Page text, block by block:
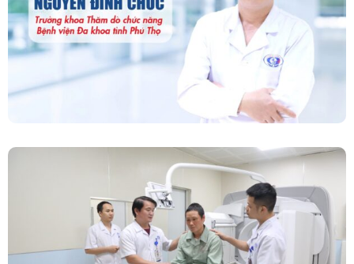
Năng – Bệnh Viện Đa Khoa Tỉnh Phú Thọ
Chính Thức Vận Hành Máy Xạ Hình Thế Hệ
Mới Spect/CT Trong Chẩn Đoán Và Điều Trị
Ung Thư Tại Bệnh Viện Đa Khoa Tỉnh Phú Thọ